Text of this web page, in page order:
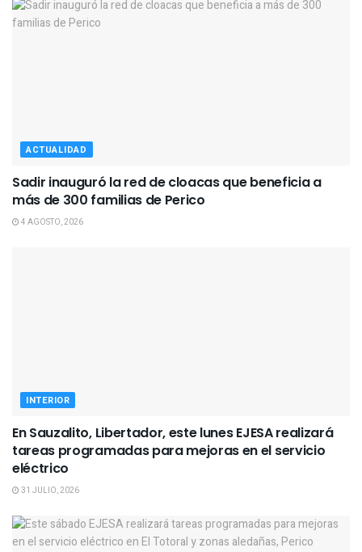
ACTUALIDAD
Sadir inauguró la red de cloacas que beneficia a
más de 300 familias de Perico
4 AGOSTO, 2026
INTERIOR
En Sauzalito, Libertador, este lunes EJESA realizará
tareas programadas para mejoras en el servicio
eléctrico
31 JULIO, 2026